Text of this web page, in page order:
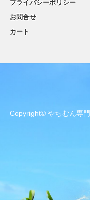
プライバシーポリシー
お問合せ
カート
Copyright© やちむん専